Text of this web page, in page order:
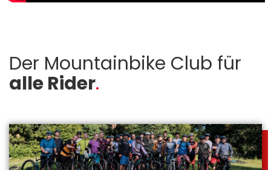
Der Mountainbike Club für
alle Rider.